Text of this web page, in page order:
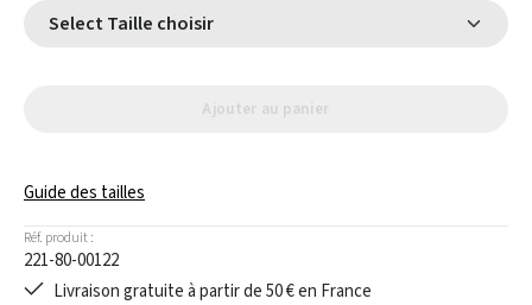
Select Taille choisir
Ajouter au panier
Guide des tailles
Réf. produit :
221-80-00122
Livraison gratuite à partir de 50 € en France